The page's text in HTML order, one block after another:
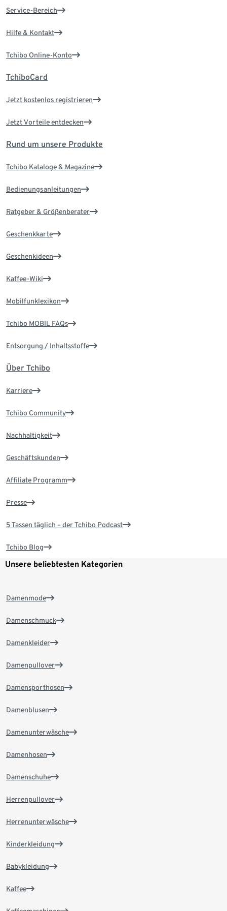
Service-Bereich
Hilfe & Kontakt
Tchibo Online-Konto
TchiboCard
Jetzt kostenlos registrieren
Jetzt Vorteile entdecken
Rund um unsere Produkte
Tchibo Kataloge & Magazine
Bedienungsanleitungen
Ratgeber & Größenberater
Geschenkkarte
Geschenkideen
Kaffee-Wiki
Mobilfunklexikon
Tchibo MOBIL FAQs
Entsorgung / Inhaltsstoffe
Über Tchibo
Karriere
Tchibo Community
Nachhaltigkeit
Geschäftskunden
Affiliate Programm
Presse
5 Tassen täglich – der Tchibo Podcast
Tchibo Blog
Unsere beliebtesten Kategorien
Damenmode
Damenschmuck
Damenkleider
Damenpullover
Damensporthosen
Damenblusen
Damenunterwäsche
Damenhosen
Damenschuhe
Herrenpullover
Herrenunterwäsche
Kinderkleidung
Babykleidung
Kaffee